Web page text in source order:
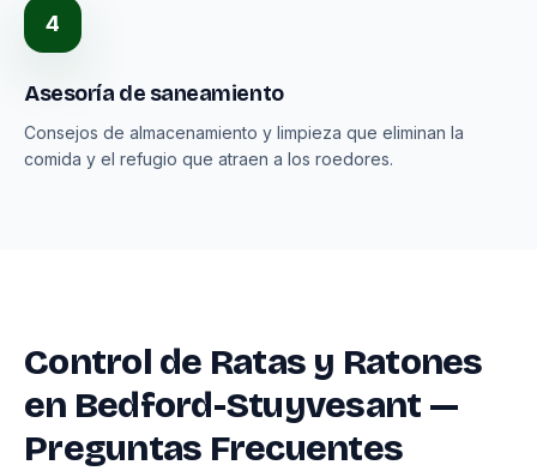
4
Asesoría de saneamiento
Consejos de almacenamiento y limpieza que eliminan la
comida y el refugio que atraen a los roedores.
Control de Ratas y Ratones
en Bedford-Stuyvesant —
Preguntas Frecuentes